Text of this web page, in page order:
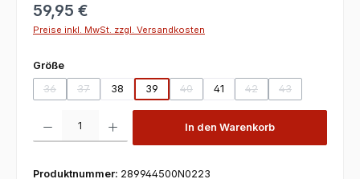
59,95 €
Preise inkl. MwSt. zzgl. Versandkosten
Größeauswählen
36
(Diese Option ist zurzeit nicht verfügbar.)
37
(Diese Option ist zurzeit nicht verfügbar.)
38 39 40
(Diese Option ist zurzeit nicht
41 42
(Diese Option ist
43
(Diese Option
In den Warenkorb
Produktnummer: 289944500N0223